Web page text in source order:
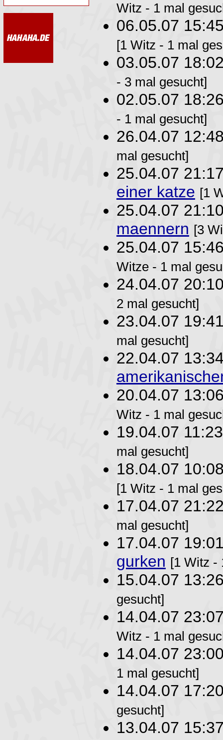
Witz - 1 mal
06.05.07
[1 Witz - 1 mal
03.05.07
- 3 mal gesucht]
02.05.07
- 1 mal gesucht]
26.04.07
mal gesucht]
25.04.07
einer katze [1
25.04.07
maennern [3
25.04.07
Witze - 1 mal
24.04.07
2 mal gesucht]
23.04.07
mal gesucht]
22.04.07
20.04.07
Witz - 1 mal
19.04.07
mal gesucht]
18.04.07
[1 Witz - 1 mal
17.04.07
mal gesucht]
17.04.07
gurken [1 Witz -
15.04.07
gesucht]
14.04.07
Witz - 1 mal
14.04.07
1 mal gesucht]
14.04.07
gesucht]
13.04.07